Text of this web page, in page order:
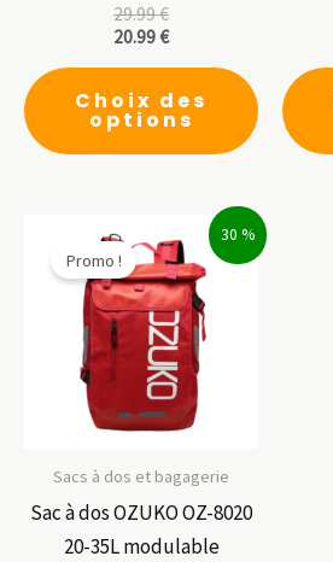
29.99€
20.99€
Choix des
options
produit
variations.
Les
30 %
Promo !
Sacs à dos et bagagerie
Sac à dos OZUKO OZ-8020
20-35L modulable